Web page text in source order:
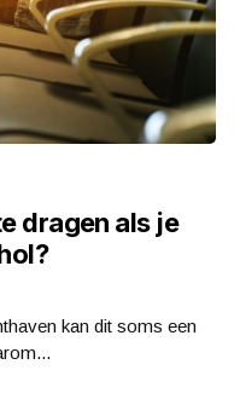
dragen als je
kan dit soms een